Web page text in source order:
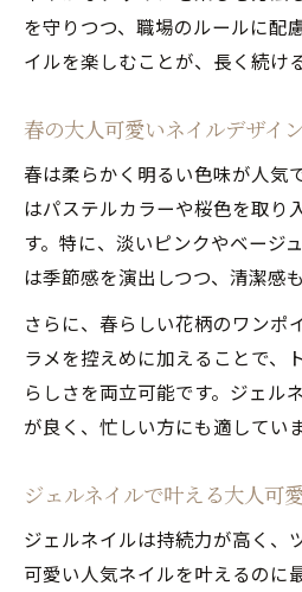
を守りつつ、職場のルールに配
イルを楽しむことが、長く続け
春の大人可愛いネイルデザイ
春は柔らかく明るい色味が人気
はパステルカラーや桜色を取り
す。特に、淡いピンクやベージ
は季節感を演出しつつ、清潔感
さらに、春らしい花柄のワンポ
ラメを控えめに加えることで、
らしさを両立可能です。ジェル
が良く、忙しい方にも適していま
ジェルネイルで叶える大人可
ジェルネイルは持続力が高く、
可愛い人気ネイルを叶えるのに